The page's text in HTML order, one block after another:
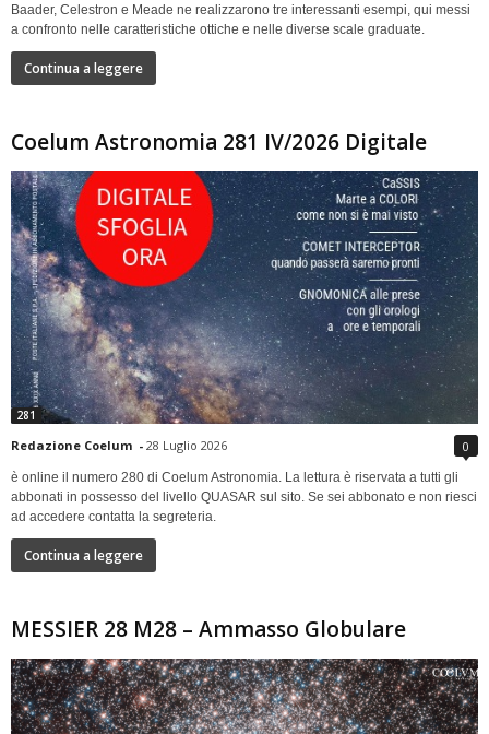
Baader, Celestron e Meade ne realizzarono tre interessanti esempi, qui messi
a confronto nelle caratteristiche ottiche e nelle diverse scale graduate.
Continua a leggere
Coelum Astronomia 281 IV/2026 Digitale
281
Redazione Coelum - 28 Luglio 2026 0
è online il numero 280 di Coelum Astronomia. La lettura è riservata a tutti gli
abbonati in possesso del livello QUASAR sul sito. Se sei abbonato e non riesci
ad accedere contatta la segreteria.
Continua a leggere
MESSIER 28 M28 – Ammasso Globulare